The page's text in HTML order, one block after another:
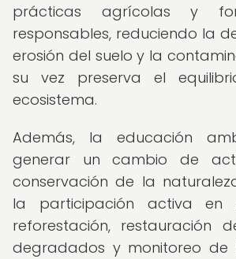
prácticas agrícolas y
responsables, reduciendo la
erosión del suelo y la
su vez preserva el
ecosistema.
Además, la educación
generar un cambio de
conservación de la
la participación activa en
reforestación, restauración
degradados y monitoreo